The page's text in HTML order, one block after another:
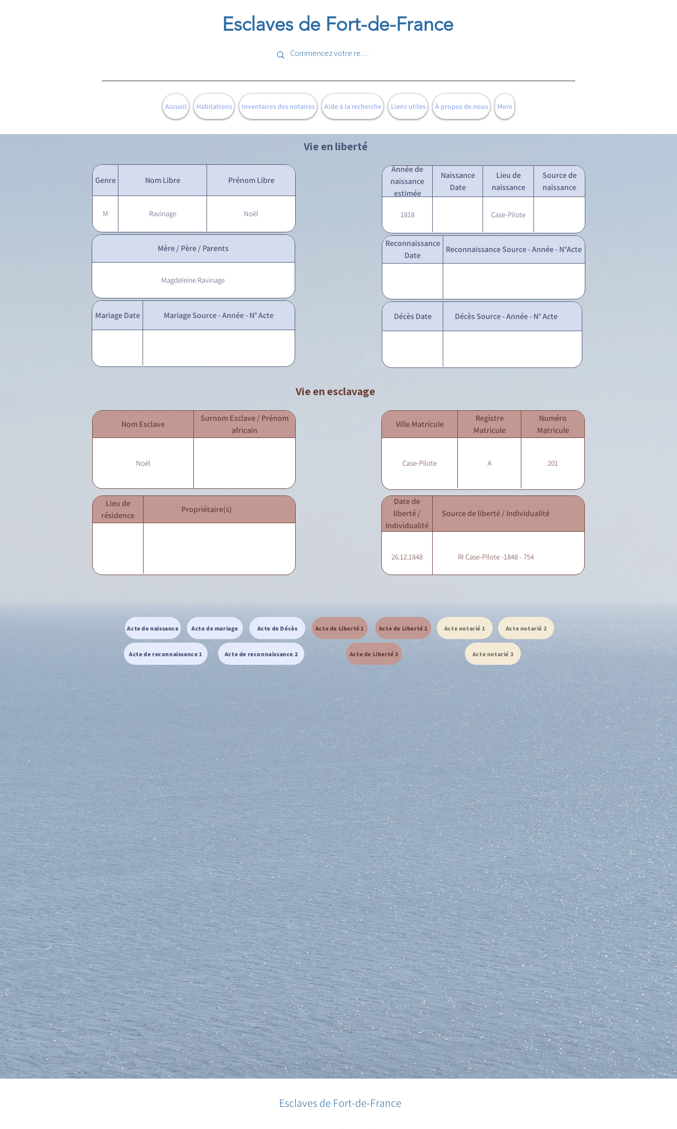
Esclaves de Fort-de-France
Accueil Habitations Inventaires des notaires Aide à la recherche Liens utiles À propos de nous More
Vie en liberté
Genre Nom Libre Prénom Libre
M Ravinage Noël
Année de
naissance
estimée
Naissance
Date
Lieu de
naissance
Source de
naissance
1818 Case-Pilote
Mère / Père / Parents
Magdeleine Ravinage
Mariage Date Mariage Source - Année - N° Acte
Reconnaissance
Date
Reconnaissance Source - Année - N°Acte
Décès Date Décès Source - Année - N° Acte
Vie en esclavage
Nom Esclave
Surnom Esclave / Prénom
africain
Noël
Ville Matricule
Registre
Matricule
Numéro
Matricule
Case-Pilote A 201
Lieu de
résidence
Propriétaire(s)
Date de
liberté /
Individualité
Source de liberté / Individualité
26.12.1848 RI Case-Pilote -1848 - 754
Acte de naissance Acte de mariage Acte de Décès
Acte de reconnaissance 1 Acte de reconnaissance 2
Acte de Liberté 1 Acte de Liberté 2
Acte de Liberté 3
Acte notarié 1 Acte notarié 2
Acte notarié 3
Esclaves de Fort-de-France